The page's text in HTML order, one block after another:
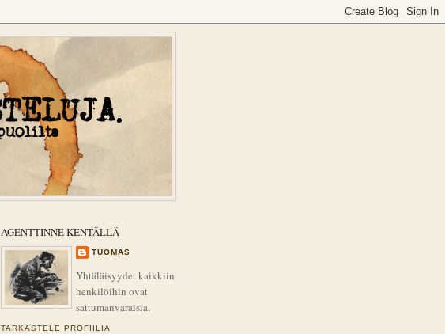
AGENTTINNE KENTÄLLÄ
TUOMAS
Yhtäläisyydet kaikkiin
henkilöihin ovat
sattumanvaraisia.
TARKASTELE PROFIILIA